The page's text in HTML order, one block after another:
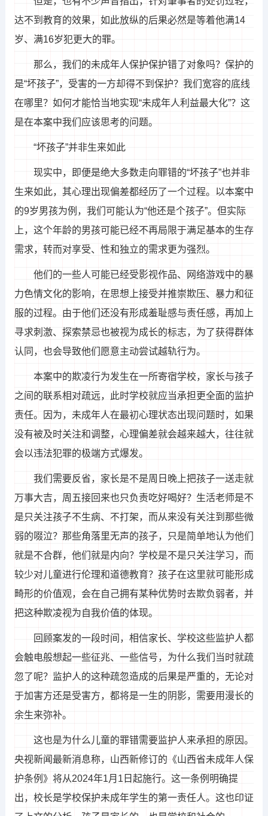
达不到教育的效果，如此放纵的后果必然是等着他满14
岁、满16岁犯更大的罪。
那么，我们的未成年人保护保护错了对象吗？保护的
是“坏孩子”，受害的一方却得不到保护？我们宽容的底线
在哪里？如何才能恰当地实现“未成年人利益最大化”？这
是在本案中我们应该思考的问题。
“坏孩子”并非生来如此
现实中，即便是绝大多数走向罪错的“坏孩子”也并非
生来如此，其心理出现偏差都经历了一个过程。以本案中
的9岁男孩为例，我们可能认为“他还是个孩子”。但实际
上，这个年龄的男孩可能已经不再局限于满足基本的生存
需求，转而对享受、性和独立的需求更为强烈。
他们的一些人可能已经受影视作品、网络游戏中的暴
力色情文化的影响，在思想上接受并推崇欺压、暴力和征
服的过程。由于他们还没有形成羞耻感与责任感，再加上
寻求刺激、探索禁忌也被视为成长的标志，为了获得群体
认同，也会导致他们愿意主动尝试越轨行为。
本案中的欺凌行为发生在一所寄宿学校，家长与孩子
之间的联系相对疏远，此时学校就应当承担更全面的监护
责任。因为，未成年人在最初心理状态出现问题时，如果
没有被及时关注和调整，心理偏差就会越来越大，往往就
会以违法犯罪的极端方式爆发。
我们需要反省，家长是不是周日晚上把孩子一送走就
万事大吉，周五接回来也只负责吃好喝好？生活老师是不
是只关注孩子不生病、不打架，而从来没有关注到那些微
弱的啜泣？那些角落里无声的孩子，只是简单地认为他们
就是不合群，他们就是内向？学校是不是只关注学习，而
较少对儿童进行伦理和道德教育？孩子在这里就可能形成
畸形的价值观，会在自己拥有某种优势时去欺负弱者，并
把这种欺凌视为自我价值的体现。
回顾案发的一段时间，相信家长、学校这些监护人都
会触电般想起一些征兆、一些信号，为什么我们当时就疏
忽了呢？监护人的这种疏忽造成的后果是严重的，无论对
于加害方还是受害方，都将是一生的阴影，需要用漫长的
余生来弥补。
这也是为什么儿童的罪错需要监护人来承担的原因。
央视新闻最新消息称，山西新修订的《山西省未成年人保
护条例》将从2024年1月1日起施行。这一条例明确提
出，校长是学校保护未成年学生的第一责任人。这也印证